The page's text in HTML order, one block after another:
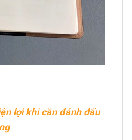
lợi khi cần đánh dấu